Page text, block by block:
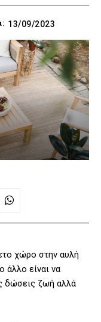
13/09/2023
χώρο στην αυλή
άλλο είναι να
δώσεις ζωή αλλά